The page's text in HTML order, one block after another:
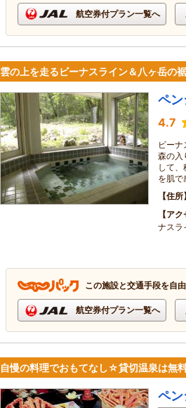
航空券付プラン一覧へ
雲の上を走るビーナスライン＆八ヶ岳の
ペ
4.7
ビー
森の入
して
を肌で
住所
アク
ナスラ
この施設と交通手段を自
航空券付プラン一覧へ
自慢の料理でおもてなし☆貸切温泉は無
ペ